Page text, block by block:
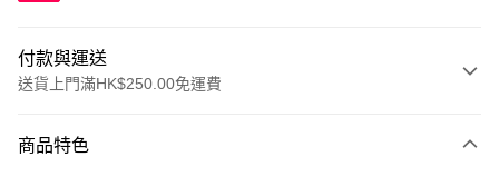
付款與運送
送貨上門滿HK$250.00免運費
信用卡
商品特色